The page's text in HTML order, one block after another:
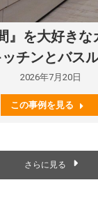
』を大好きな
チンとバス
2026年7月20日
この事例を見る
さらに見る